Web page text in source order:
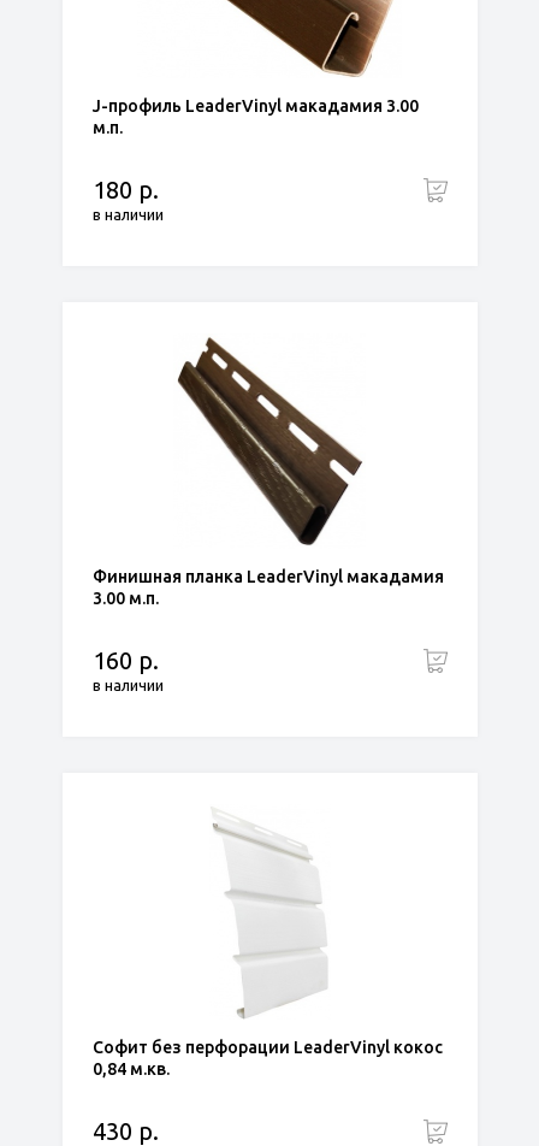
J-профиль LeaderVinyl макадамия 3.00
м.п.
180 р.
в наличии
Финишная планка LeaderVinyl макадамия
3.00 м.п.
160 р.
в наличии
Софит без перфорации LeaderVinyl кокос
0,84 м.кв.
430 р.